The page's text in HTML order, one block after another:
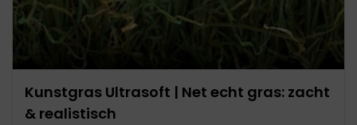
Kunstgras Ultrasoft | Net echt gras: zacht
& realistisch